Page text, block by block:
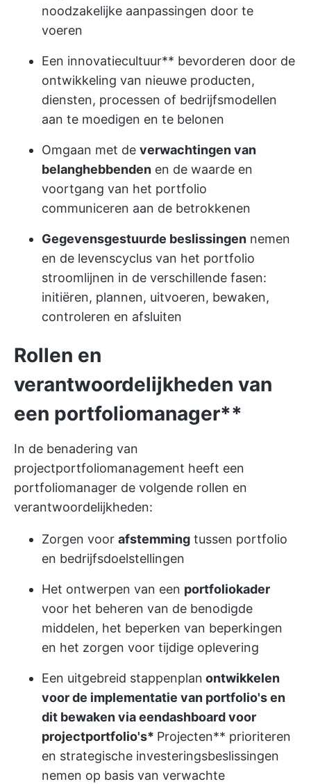
noodzakelijke aanpassingen door te
voeren
Een innovatiecultuur** bevorderen door de
ontwikkeling van nieuwe producten,
diensten, processen of bedrijfsmodellen
aan te moedigen en te belonen
Omgaan met de verwachtingen van
belanghebbenden en de waarde en
voortgang van het portfolio
communiceren aan de betrokkenen
Gegevensgestuurde beslissingen nemen
en de levenscyclus van het portfolio
stroomlijnen in de verschillende fasen:
initiëren, plannen, uitvoeren, bewaken,
controleren en afsluiten
Rollen en
verantwoordelijkheden van
een portfoliomanager**
In de benadering van
projectportfoliomanagement heeft een
portfoliomanager de volgende rollen en
verantwoordelijkheden:
Zorgen voor afstemming tussen portfolio
en bedrijfsdoelstellingen
Het ontwerpen van een portfoliokader
voor het beheren van de benodigde
middelen, het beperken van beperkingen
en het zorgen voor tijdige oplevering
Een uitgebreid stappenplan ontwikkelen
voor de implementatie van portfolio's en
dit bewaken via eendashboard voor
projectportfolio's* Projecten** prioriteren
en strategische investeringsbeslissingen
nemen op basis van verwachte